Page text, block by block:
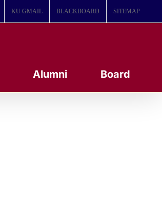
KU GMAIL BLACKBOARD SITEMAP
Alumni Board